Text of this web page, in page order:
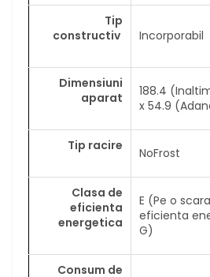
Tip
constructiv
Incorporabil
Dimensiuni
aparat
188.4
x 54.9
Tip racire NoFrost
Clasa de
eficienta
energetica
E (Pe o
eficienta
G)
Consum de